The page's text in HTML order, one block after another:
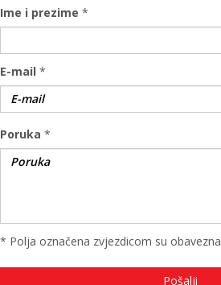
Ime i prezime *
E-mail *
Poruka *
* Polja označena zvjezdicom su obavezna